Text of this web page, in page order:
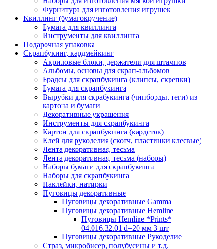
Фурнитура для изготовления игрушек
Квиллинг (бумагокручение)
Бумага для квиллинга
Инструменты для квиллинга
Подарочная упаковка
Скрапбукинг, кардмейкинг
Акриловые блоки, держатели для штампов
Альбомы, основы для скрап-альбомов
Брадсы для скрапбукинга (клипсы, скрепки)
Бумага для скрапбукинга
Вырубки для скрабукинга (чипборды, теги) из
картона и бумаги
Декоративные украшения
Инструменты для скрапбукинга
Картон для скрапбукинга (кардсток)
Клей для рукоделия (скотч, пластинки клеевые)
Лента декоративная, тесьма
Лента декоративная, тесьма (наборы)
Наборы бумаги для скрапбукинга
Наборы для скрапбукинга
Наклейки, натирки
Пуговицы декоративные
Пуговицы декоративные Gamma
Пуговицы декоративные Hemline
Пуговицы Hemline *Prints*
04.016.32.01 d=20 мм 3 шт
Пуговицы декоративные Рукоделие
Страз, микробисер, полубусины и т.д.